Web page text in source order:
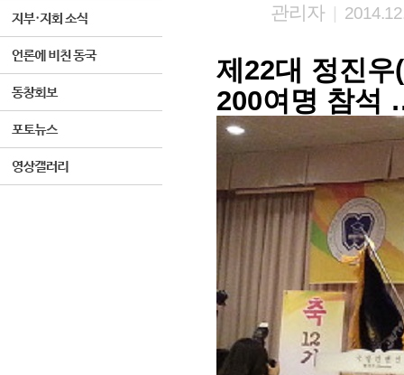
관리자
제22대 정진
200여명 참석